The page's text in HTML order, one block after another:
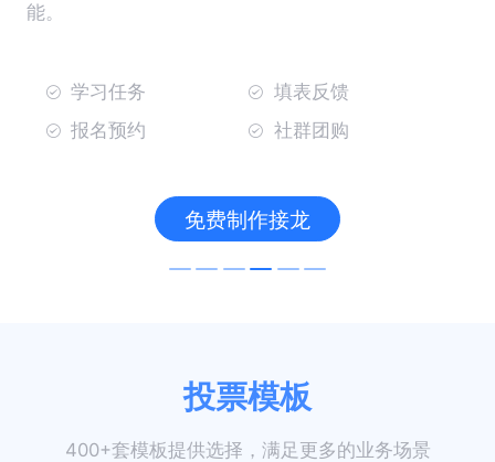
能。
学习任务
填表反馈
报名预约
社群团购
免费制作接龙
投票模板
400+套模板提供选择，满足更多的业务场景